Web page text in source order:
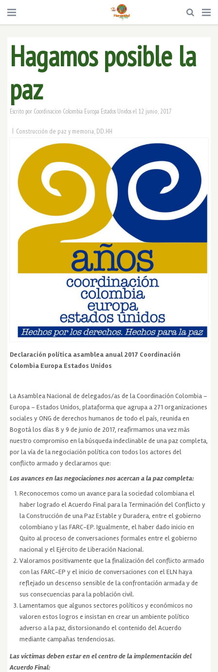
Hagamos posible la
paz
Escrito por Coordinacion Colombia Europa Estados Unidosel 12 junio, 2017
| Construcción de paz y memoria, DD.HH
Declaración política asamblea anual 2017 Coordinación
Colombia Europa Estados Unidos
La Asamblea Nacional de delegados/as de la Coordinación Colombia –
Europa – Estados Unidos, plataforma que agrupa a 271 organizaciones
sociales y ONG de derechos humanos de todo el país, reunida en
Bogotá los días 8 y 9 de junio de 2017, reafirmamos una vez más
nuestro compromiso en la búsqueda indeclinable de una paz completa,
por la vía de la negociación política con todos los actores del
conflicto armado y declaramos que:
Los avances en las negociaciones nos acercan a la paz completa:
Reconocemos como un avance para la sociedad colombiana el
haber logrado el Acuerdo Final para la Terminación del Conflicto y
la Construcción de una Paz Estable y Duradera, entre el gobierno
colombiano y las FARC-EP. Igualmente, el haber dado inicio en
Quito al proceso de conversaciones formales entre el gobierno
nacional y el Ejército de Liberación Nacional.
Valoramos positivamente que la finalización del conflicto armado
con las FARC-EP y el inicio de conversaciones con el ELN haya
reflejado un descenso sensible de la confrontación armada y de
sus consecuencias para la población civil.
Lamentamos que algunos sectores políticos y económicos no
valoren estos logros e insistan en crear un ambiente político
adverso a la paz, distorsionando el contenido del Acuerdo
mediante campañas tendenciosas.
Las victimas deben estar en el centro de la implementación del
Acuerdo Final: